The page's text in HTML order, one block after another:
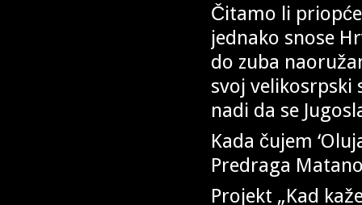
Čitamo li
jednako snose
do zuba
svoj velikosrpski
nadi da se
Kada čujem
Predraga
Projekt „Kad